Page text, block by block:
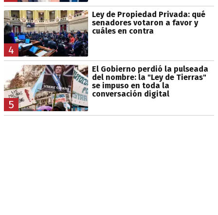
4
Ley de Propiedad Privada: qué
senadores votaron a favor y
cuáles en contra
5
El Gobierno perdió la pulseada
del nombre: la "Ley de Tierras"
se impuso en toda la
conversación digital